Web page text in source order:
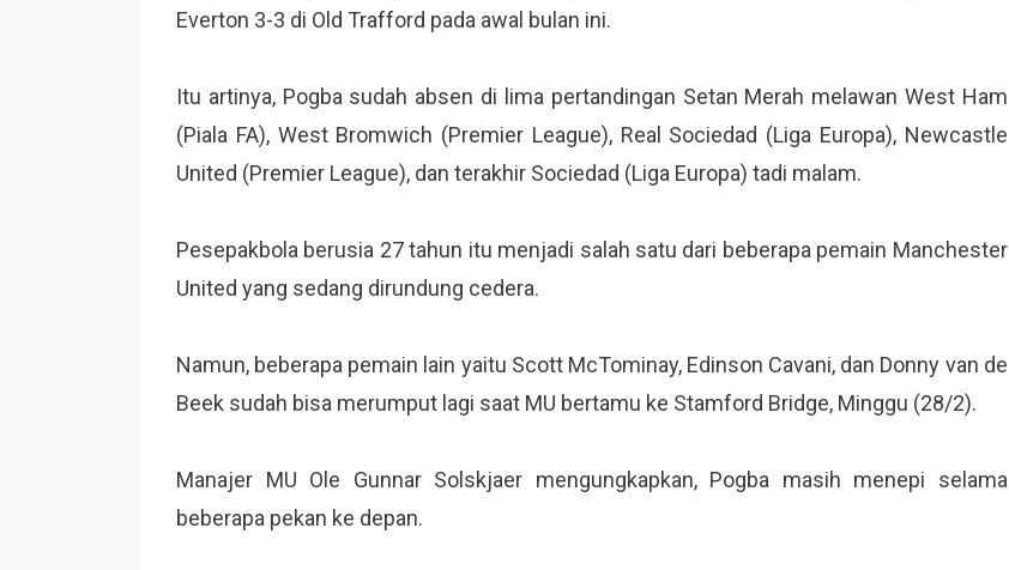
Everton 3-3 di Old Trafford pada awal bulan ini.
Itu artinya, Pogba sudah absen di lima pertandingan Setan Merah melawan West Ham
(Piala FA), West Bromwich (Premier League), Real Sociedad (Liga Europa), Newcastle
United (Premier League), dan terakhir Sociedad (Liga Europa) tadi malam.
Pesepakbola berusia 27 tahun itu menjadi salah satu dari beberapa pemain Manchester
United yang sedang dirundung cedera.
Namun, beberapa pemain lain yaitu Scott McTominay, Edinson Cavani, dan Donny van de
Beek sudah bisa merumput lagi saat MU bertamu ke Stamford Bridge, Minggu (28/2).
Manajer MU Ole Gunnar Solskjaer mengungkapkan, Pogba masih menepi selama
beberapa pekan ke depan.